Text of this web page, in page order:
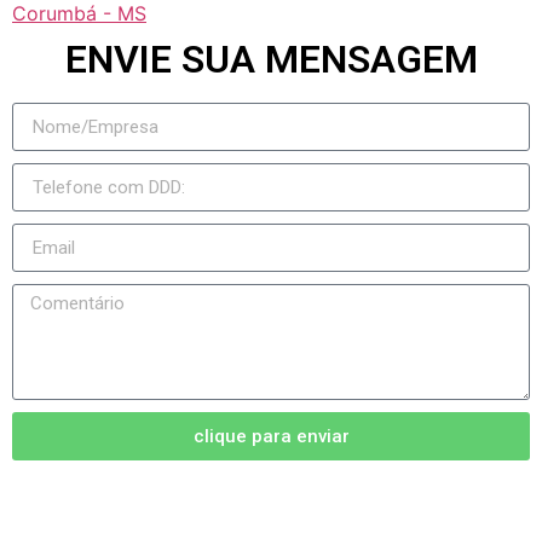
Corumbá - MS
ENVIE SUA MENSAGEM
clique para enviar